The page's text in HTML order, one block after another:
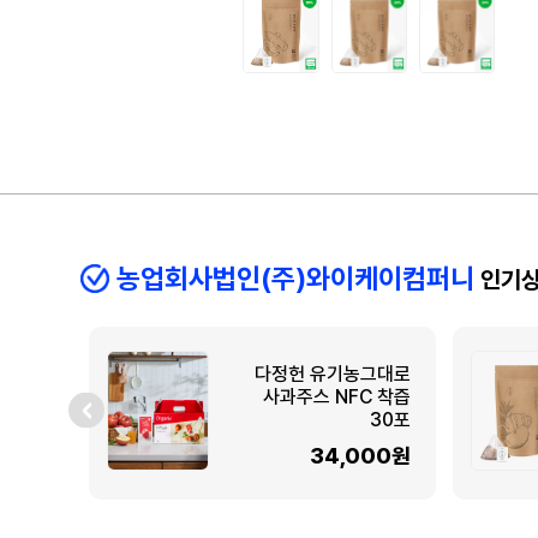
농업회사법인(주)와이케이컴퍼니 인기
다정헌 유기농그대로
사과주스 NFC 착즙
30포
34,000원